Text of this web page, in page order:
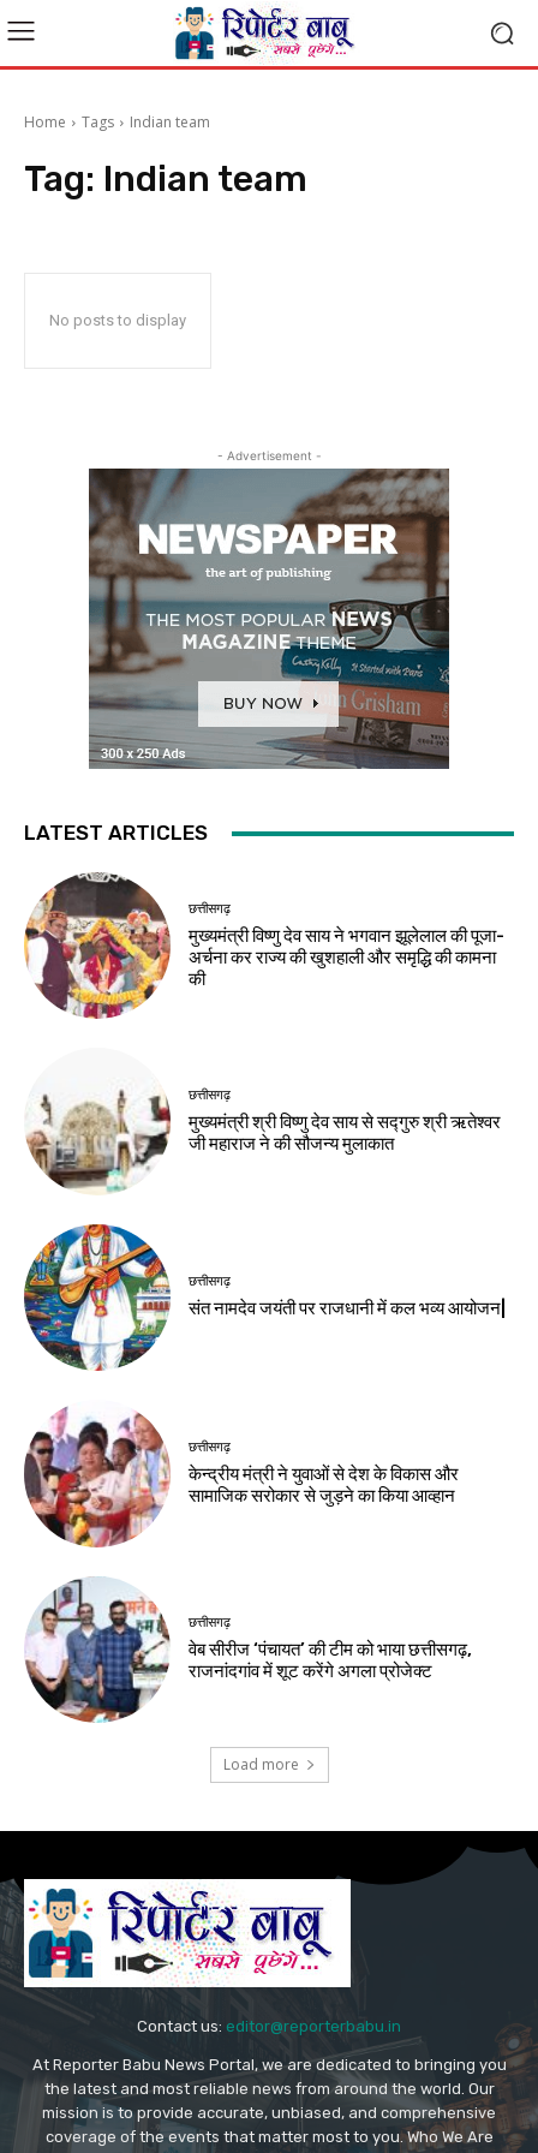
Home Tags Indian team
Tag: Indian team
No posts to display
- Advertisement -
LATEST ARTICLES
छत्तीसगढ़
मुख्यमंत्री विष्णु देव साय ने भगवान झूलेलाल की पूजा-
अर्चना कर राज्य की खुशहाली और समृद्धि की कामना
की
छत्तीसगढ़
मुख्यमंत्री श्री विष्णु देव साय से सद्गुरु श्री ऋतेश्वर
जी महाराज ने की सौजन्य मुलाकात
छत्तीसगढ़
संत नामदेव जयंती पर राजधानी में कल भव्य आयोजन|
छत्तीसगढ़
केन्द्रीय मंत्री ने युवाओं से देश के विकास और
सामाजिक सरोकार से जुड़ने का किया आव्हान
छत्तीसगढ़
वेब सीरीज ‘पंचायत’ की टीम को भाया छत्तीसगढ़,
राजनांदगांव में शूट करेंगे अगला प्रोजेक्ट
Load more
Contact us: editor@reporterbabu.in
At Reporter Babu News Portal, we are dedicated to bringing you
the latest and most reliable news from around the world. Our
mission is to provide accurate, unbiased, and comprehensive
coverage of the events that matter most to you. Who We Are